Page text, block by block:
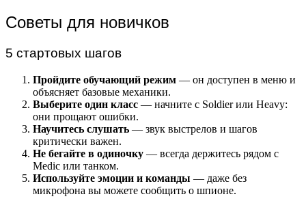
Советы для новичков
5 стартовых шагов
Пройдите обучающий режим — он доступен в меню и
объясняет базовые механики.
Выберите один класс — начните с Soldier или Heavy:
они прощают ошибки.
Научитесь слушать — звук выстрелов и шагов
критически важен.
Не бегайте в одиночку — всегда держитесь рядом с
Medic или танком.
Используйте эмоции и команды — даже без
микрофона вы можете сообщить о шпионе.